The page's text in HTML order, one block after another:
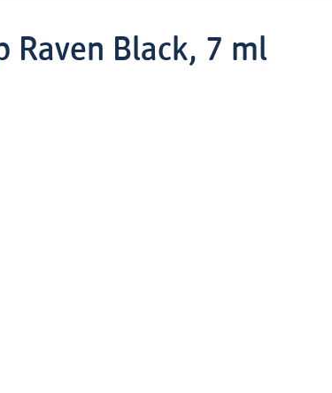
Raven Black, 7 ml